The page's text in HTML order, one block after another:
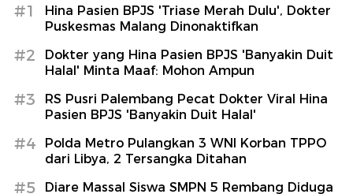
#1
Hina Pasien BPJS 'Triase Merah Dulu', Dokter
Puskesmas Malang Dinonaktifkan
#2
Dokter yang Hina Pasien BPJS 'Banyakin Duit
Halal' Minta Maaf: Mohon Ampun
#3
RS Pusri Palembang Pecat Dokter Viral Hina
Pasien BPJS 'Banyakin Duit Halal'
#4
Polda Metro Pulangkan 3 WNI Korban TPPO
dari Libya, 2 Tersangka Ditahan
#5
Diare Massal Siswa SMPN 5 Rembang Diduga